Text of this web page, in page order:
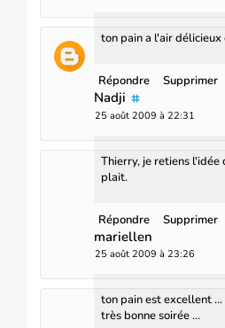
ton pain a l'air
Répondre Supprimer
Nadji
25 août 2009 à 22:31
Thierry, je retiens l'idée
plait.
Répondre Supprimer
mariellen
25 août 2009 à 23:26
ton pain est excellent ...
très bonne soirée ...